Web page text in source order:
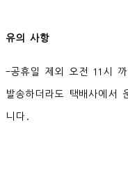
유의 사항
-공휴일 제외 오전 11시
발송하더라도 택배사에서
니다.